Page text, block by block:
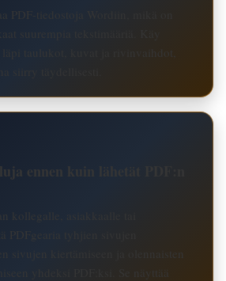
PDF-tiedostoja Wordiin, mikä on
suurempia tekstimääriä. Käy
taulukot, kuvat ja rivinvaihdot,
siirry täydellisesti.
ennen kuin lähetät PDF:n
kollegalle, asiakkaalle tai
PDFgearia tyhjien sivujen
sivujen kiertämiseen ja olennaisten
yhdeksi PDF:ksi. Se näyttää